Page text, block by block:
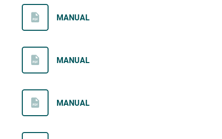
MANUAL
MANUAL
MANUAL